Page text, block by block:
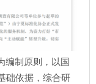
编制原则，以国
础依据，综合研